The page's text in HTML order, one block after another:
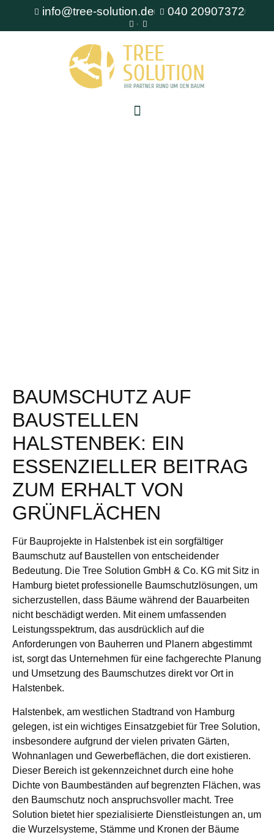
info@tree-solution.de 040 20907372
BAUMSCHUTZ AUF
BAUSTELLEN
HALSTENBEK: EIN
ESSENZIELLER BEITRAG
ZUM ERHALT VON
GRÜNFLÄCHEN
Für Bauprojekte in Halstenbek ist ein sorgfältiger
Baumschutz auf Baustellen von entscheidender
Bedeutung. Die Tree Solution GmbH & Co. KG mit Sitz in
Hamburg bietet professionelle Baumschutzlösungen, um
sicherzustellen, dass Bäume während der Bauarbeiten
nicht beschädigt werden. Mit einem umfassenden
Leistungsspektrum, das ausdrücklich auf die
Anforderungen von Bauherren und Planern abgestimmt
ist, sorgt das Unternehmen für eine fachgerechte Planung
und Umsetzung des Baumschutzes direkt vor Ort in
Halstenbek.
Halstenbek, am westlichen Stadtrand von Hamburg
gelegen, ist ein wichtiges Einsatzgebiet für Tree Solution,
insbesondere aufgrund der vielen privaten Gärten,
Wohnanlagen und Gewerbeflächen, die dort existieren.
Dieser Bereich ist gekennzeichnet durch eine hohe
Dichte von Baumbeständen auf begrenzten Flächen, was
den Baumschutz noch anspruchsvoller macht. Tree
Solution bietet hier spezialisierte Dienstleistungen an, um
die Wurzelsysteme, Stämme und Kronen der Bäume